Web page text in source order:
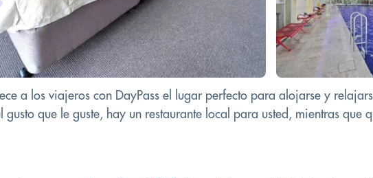
a los viajeros con DayPass el lugar perfecto para alojarse y
gusto que le guste, hay un restaurante local para usted, mientras que